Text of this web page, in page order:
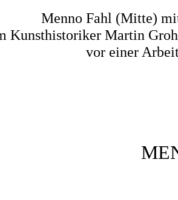
Menno Fahl (Mitte)
Kunsthistoriker Martin
vor einer